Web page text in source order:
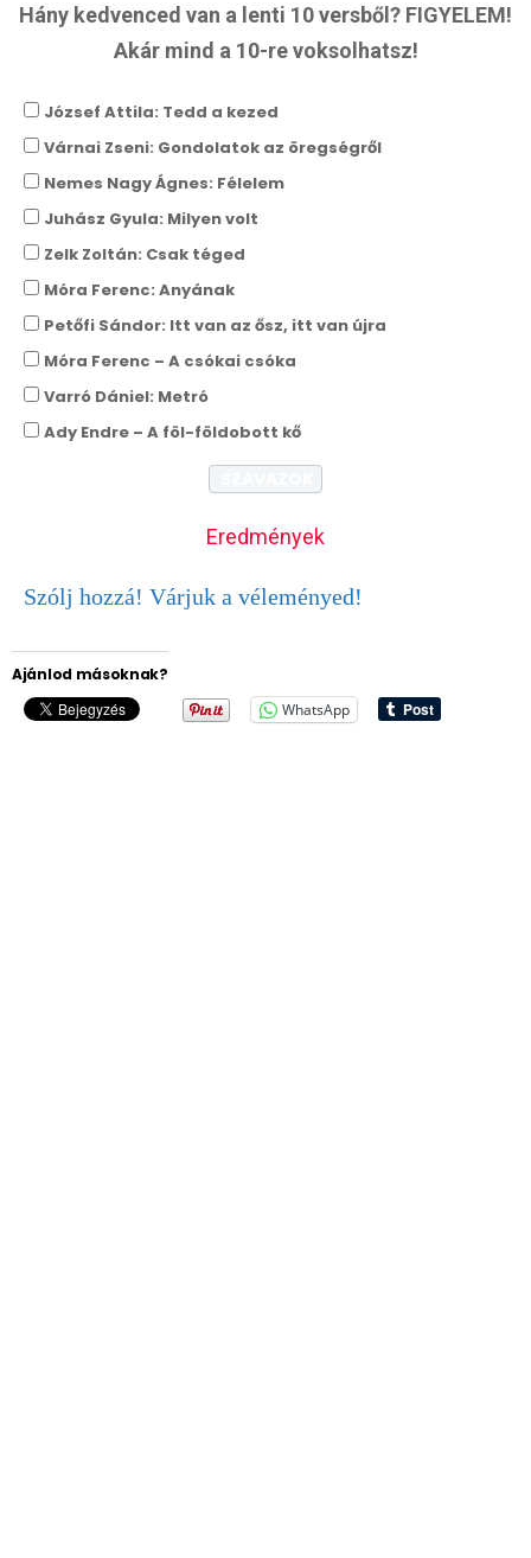
Hány kedvenced van a lenti 10 versből? FIGYELEM!
Akár mind a 10-re voksolhatsz!
József Attila: Tedd a kezed
Várnai Zseni: Gondolatok az öregségről
Nemes Nagy Ágnes: Félelem
Juhász Gyula: Milyen volt
Zelk Zoltán: Csak téged
Móra Ferenc: Anyának
Petőfi Sándor: Itt van az ősz, itt van újra
Móra Ferenc – A csókai csóka
Varró Dániel: Metró
Ady Endre – A föl-földobott kő
Eredmények
Szólj hozzá! Várjuk a véleményed!
Ajánlod másoknak?
WhatsApp